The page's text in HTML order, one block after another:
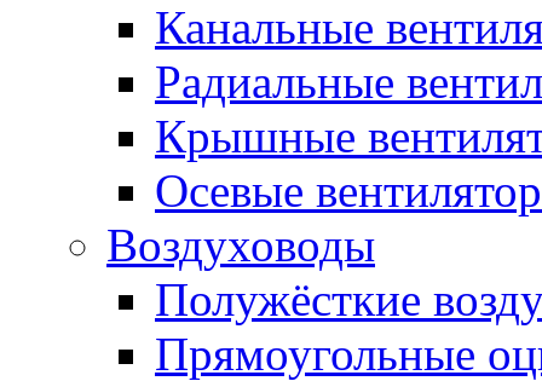
Канальные
Радиальные
Крышные
Осевые
Воздуховоды
Полужёсткие
Прямоугольные